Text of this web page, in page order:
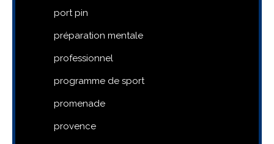
port pin
préparation mentale
professionnel
programme de sport
promenade
provence